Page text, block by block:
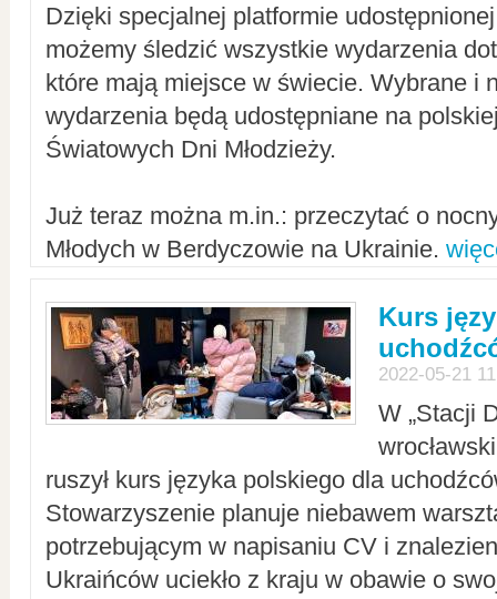
Dzięki specjalnej platformie
możemy śledzić wszystkie wydarzenia
które mają miejsce w świecie. Wybrane i
wydarzenia będą udostępniane na
Światowych Dni Młodzieży.
Już teraz można m.in.: przeczytać o
Młodych w Berdyczowie na Ukrainie.
Kurs
2022-05-21
W „Stacji
ruszył kurs języka polskiego dla
Stowarzyszenie planuje niebawem
potrzebującym w napisaniu CV i
Ukraińców uciekło z kraju w obawie o